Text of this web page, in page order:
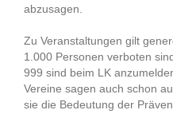
abzusagen.
Zu Veranstaltungen gilt
1.000 Personen verboten
999 sind beim LK
Vereine sagen auch schon
sie die Bedeutung der